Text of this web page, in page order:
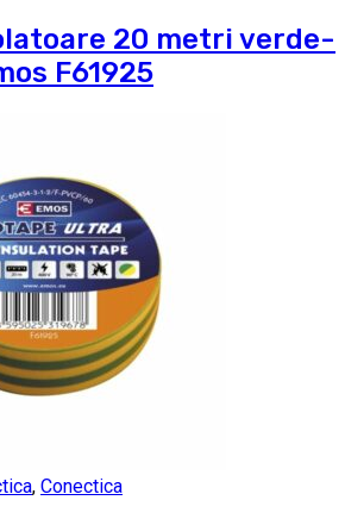
20 metri verde-
F61925
, Conectica